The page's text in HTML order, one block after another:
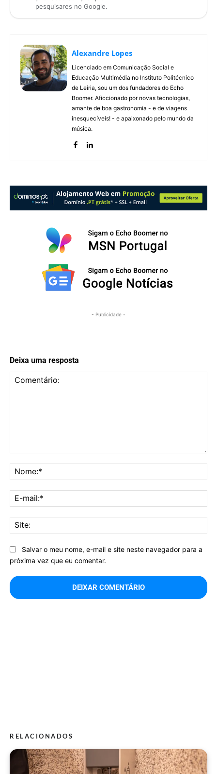
pesquisares no Google.
Alexandre Lopes
Licenciado em Comunicação Social e
Educação Multimédia no Instituto Politécnico
de Leiria, sou um dos fundadores do Echo
Boomer. Aficcionado por novas tecnologias,
amante de boa gastronomia - e de viagens
inesquecíveis! - e apaixonado pelo mundo da
música.
- Publicidade -
Deixa uma resposta
Salvar o meu nome, e-mail e site neste navegador para a
próxima vez que eu comentar.
RELACIONADOS